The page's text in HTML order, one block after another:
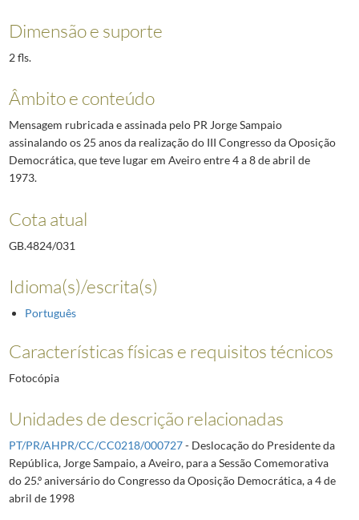
Dimensão e suporte
2 fls.
Âmbito e conteúdo
Mensagem rubricada e assinada pelo PR Jorge Sampaio
assinalando os 25 anos da realização do III Congresso da Oposição
Democrática, que teve lugar em Aveiro entre 4 a 8 de abril de
1973.
Cota atual
GB.4824/031
Idioma(s)/escrita(s)
Português
Características físicas e requisitos técnicos
Fotocópia
Unidades de descrição relacionadas
PT/PR/AHPR/CC/CC0218/000727- Deslocação do Presidente da
República, Jorge Sampaio, a Aveiro, para a Sessão Comemorativa
do 25.º aniversário do Congresso da Oposição Democrática, a 4 de
abril de 1998